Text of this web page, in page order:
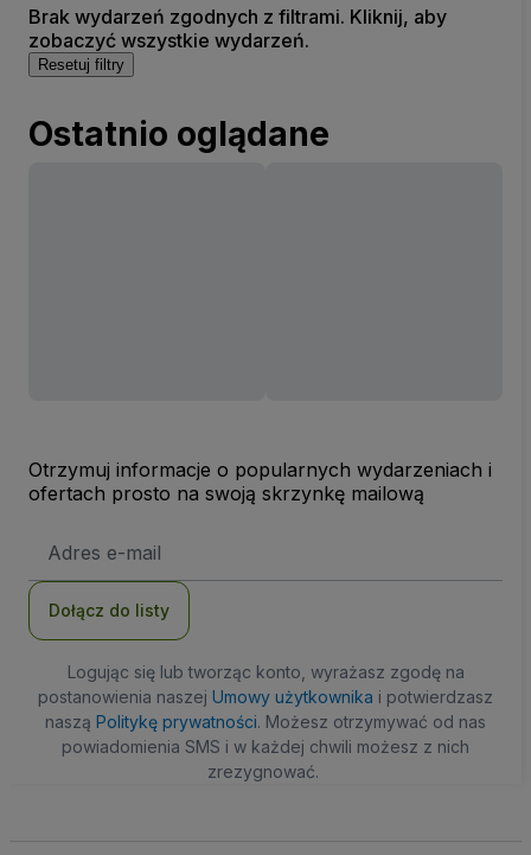
Brak wydarzeń zgodnych z filtrami. Kliknij, aby
zobaczyć wszystkie wydarzeń.
Resetuj filtry
Ostatnio oglądane
Otrzymuj informacje o popularnych wydarzeniach i
ofertach prosto na swoją skrzynkę mailową
e-
Dołącz do listy
Logując się lub tworząc konto, wyrażasz zgodę na
postanowienia naszej Umowy użytkownika i potwierdzasz
naszą Politykę prywatności. Możesz otrzymywać od nas
powiadomienia SMS i w każdej chwili możesz z nich
zrezygnować.